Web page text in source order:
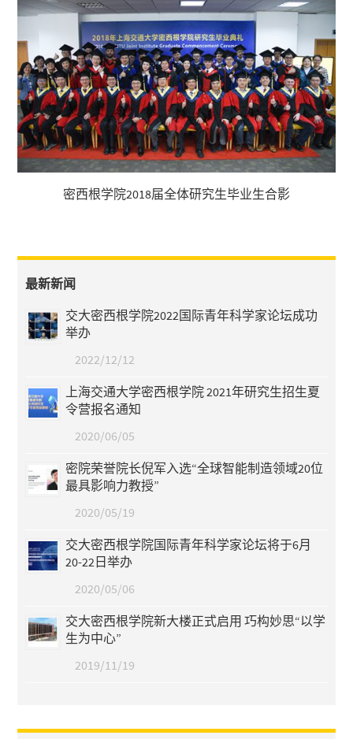
密西根学院2018届全体研究生毕业生合影
最新新闻
交大密西根学院2022国际青年科学家论坛成功
举办
2022/12/12
上海交通大学密西根学院 2021年研究生招生夏
令营报名通知
2020/06/05
密院荣誉院长倪军入选“全球智能制造领域20位
最具影响力教授”
2020/05/19
交大密西根学院国际青年科学家论坛将于6月
20-22日举办
2020/05/06
交大密西根学院新大楼正式启用 巧构妙思“以学
生为中心”
2019/11/19